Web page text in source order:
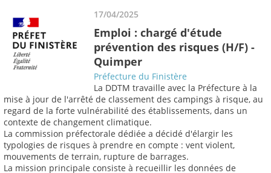
17/04/2025
Emploi : chargé d'étude
prévention des risques (H/F) -
Quimper
Préfecture du Finistère
La DDTM travaille avec la Préfecture à la
mise à jour de l'arrêté de classement des campings à risque, au
regard de la forte vulnérabilité des établissements, dans un
contexte de changement climatique.
La commission préfectorale dédiée a décidé d'élargir les
typologies de risques à prendre en compte : vent violent,
mouvements de terrain, rupture de barrages.
La mission principale consiste à recueillir les données de